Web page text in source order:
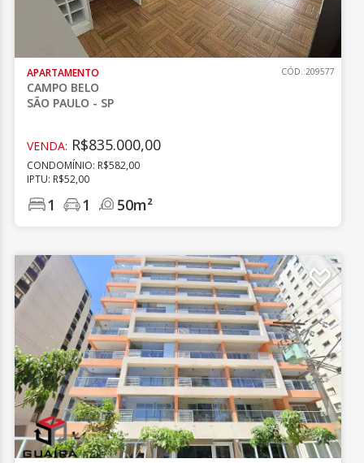
APARTAMENTO
CAMPO BELO
SÃO PAULO - SP
CÓD.:209577
VENDA: R$835.000,00
CONDOMÍNIO: R$582,00
IPTU: R$52,00
1 1 50m²